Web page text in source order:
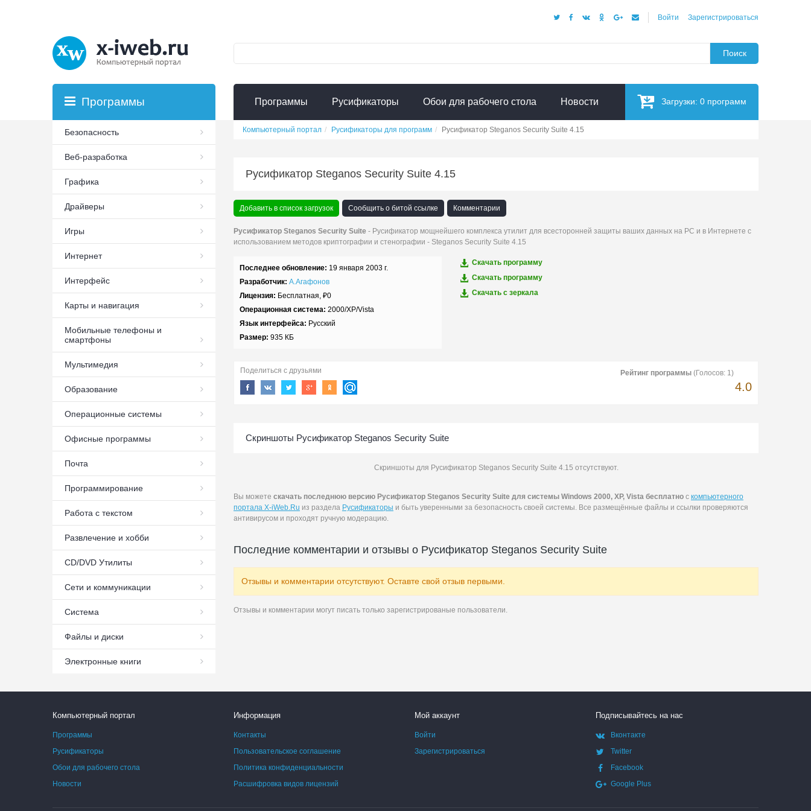
Войти Зарегистрироваться
Поиск
Программы Русификаторы Обои для рабочего стола Новости Загрузки: 0 программ
Компьютерный портал Русификаторы для программ Русификатор Steganos Security Suite 4.15
Русификатор Steganos Security Suite 4.15
Добавить в список загрузок Сообщить о битой ссылке Комментарии
Русификатор Steganos Security Suite - Русификатор мощнейшего комплекса утилит для всесторонней защиты ваших данных на PC и в Интернете с
использованием методов криптографии и стенографии - Steganos Security Suite 4.15
Последнее обновление: 19 января 2003 г.
Разработчик: А.Агафонов
Лицензия: Бесплатная, ₽0
Операционная система: 2000/XP/Vista
Язык интерфейса: Русский
Размер: 935 КБ
Скачать программу
Скачать программу
Скачать c зеркала
Поделиться с друзьями Рейтинг программы (Голосов: 1)
4.0
Скриншоты Русификатор Steganos Security Suite
Скриншоты для Русификатор Steganos Security Suite 4.15 отсутствуют.
Вы можете скачать последнюю версию Русификатор Steganos Security Suite для системы Windows 2000, XP, Vista бесплатно с компьютерного
портала X-iWeb.Ru из раздела Русификаторы и быть уверенными за безопасность своей системы. Все размещённые файлы и ссылки проверяются
антивирусом и проходят ручную модерацию.
Последние комментарии и отзывы о Русификатор Steganos Security Suite
Отзывы и комментарии отсутствуют. Оставте свой отзыв первыми.
Отзывы и комментарии могут писать только зарегистрированые пользователи.
Программы
Безопасность
Веб-разработка
Графика
Драйверы
Игры
Интернет
Интерфейс
Карты и навигация
Мобильные телефоны и
смартфоны
Мультимедия
Образование
Операционные системы
Офисные программы
Почта
Программирование
Работа с текстом
Развлечение и хобби
СD/DVD Утилиты
Сети и коммуникации
Система
Файлы и диски
Электронные книги
Компьютерный портал
Программы
Русификаторы
Обои для рабочего стола
Новости
Информация
Контакты
Пользовательское соглашение
Политика конфиденциальности
Расшифровка видов лицензий
Мой аккаунт
Войти
Зарегистрироваться
Подписывайтесь на нас
Вконтакте
Twitter
Facebook
Google Plus